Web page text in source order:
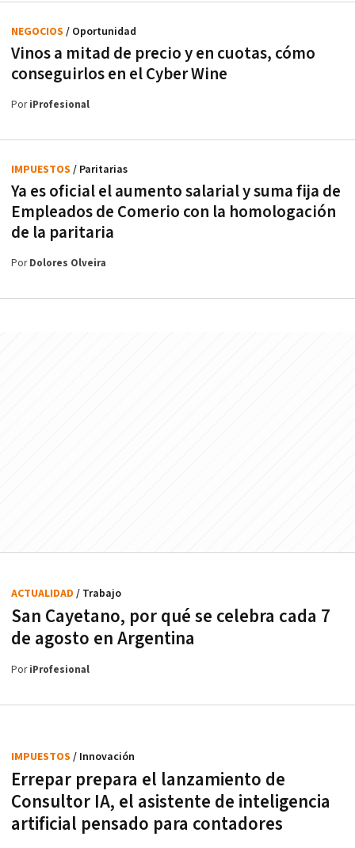
Vinos a mitad de precio y en cuotas, cómo
conseguirlos en el Cyber Wine
NEGOCIOS / Oportunidad
PoriProfesional
Ya es oficial el aumento salarial y suma fija de
Empleados de Comerio con la homologación
de la paritaria
IMPUESTOS / Paritarias
PorDolores Olveira
San Cayetano, por qué se celebra cada 7
de agosto en Argentina
ACTUALIDAD / Trabajo
PoriProfesional
Errepar prepara el lanzamiento de
Consultor IA, el asistente de inteligencia
artificial pensado para contadores
IMPUESTOS / Innovación